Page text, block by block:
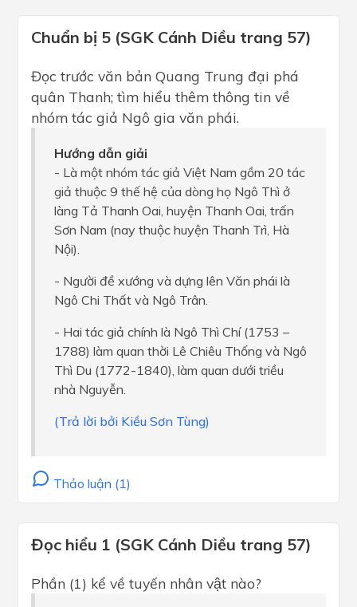
Chuẩn bị 5 (SGK Cánh Diều trang 57)
Đọc trước văn bản Quang Trung đại phá
quân Thanh; tìm hiểu thêm thông tin về
nhóm tác giả Ngô gia văn phái.
Hướng dẫn giải
- Là một nhóm tác giả Việt Nam gồm 20 tác
giả thuộc 9 thế hệ của dòng họ Ngô Thì ở
làng Tả Thanh Oai, huyện Thanh Oai, trấn
Sơn Nam (nay thuộc huyện Thanh Trì, Hà
Nội).
- Người đề xướng và dựng lên Văn phái là
Ngô Chi Thất và Ngô Trân.
- Hai tác giả chính là Ngô Thì Chí (1753 –
1788) làm quan thời Lê Chiêu Thống và Ngô
Thì Du (1772-1840), làm quan dưới triều
nhà Nguyễn.
(Trả lời bởi Kiều Sơn Tùng)
Thảo luận (1)
Đọc hiểu 1 (SGK Cánh Diều trang 57)
Phần (1) kể về tuyến nhân vật nào?